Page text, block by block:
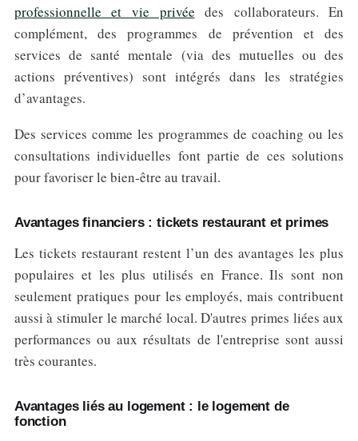
professionnelle et vie privée des collaborateurs. En
complément, des programmes de prévention et des
services de santé mentale (via des mutuelles ou des
actions préventives) sont intégrés dans les stratégies
d’avantages.
Des services comme les programmes de coaching ou les
consultations individuelles font partie de ces solutions
pour favoriser le bien-être au travail.
Avantages financiers : tickets restaurant et primes
Les tickets restaurant restent l’un des avantages les plus
populaires et les plus utilisés en France. Ils sont non
seulement pratiques pour les employés, mais contribuent
aussi à stimuler le marché local. D'autres primes liées aux
performances ou aux résultats de l'entreprise sont aussi
très courantes.
Avantages liés au logement : le logement de
fonction